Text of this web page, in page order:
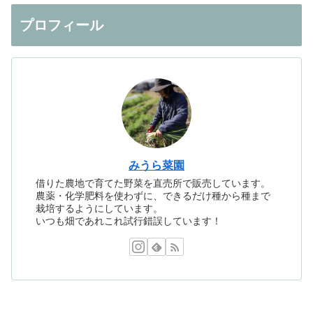
プロフィール
みうら菜園
借りた農地で育てた野菜を直売所で販売しています。
農薬・化学肥料を使わずに、できるだけ種から種まで
栽培するようにしています。
いつも畑であれこれ試行錯誤しています！